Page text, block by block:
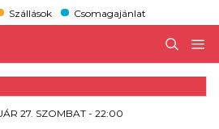
Szállások Csomagajánlat
27. SZOMBAT - 22:00